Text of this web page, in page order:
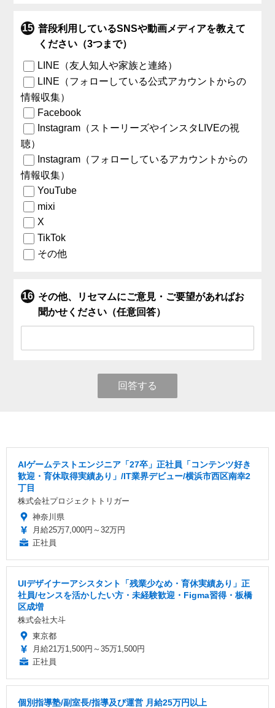
普段利用しているSNSや動画メディアを教えて
ください（3つまで）
LINE（友人知人や家族と連絡）
LINE（フォローしている公式アカウントからの
情報収集）
Facebook
Instagram（ストーリーズやインスタLIVEの視
聴）
Instagram（フォローしているアカウントからの
情報収集）
YouTube
mixi
X
TikTok
その他
その他、リセマムにご意見・ご要望があればお
聞かせください（任意回答）
回答する
AIゲームテストエンジニア「27卒」正社員「コンテンツ好き
歓迎・育休取得実績あり」/IT業界デビュー/横浜市西区南幸2
丁目
株式会社プロジェクトトリガー
神奈川県
月給25万7,000円～32万円
正社員
UIデザイナーアシスタント「残業少なめ・育休実績あり」正
社員/センスを活かしたい方・未経験歓迎・Figma習得・板橋
区成増
株式会社大斗
東京都
月給21万1,500円～35万1,500円
正社員
個別指導塾/副室長/指導及び運営 月給25万円以上